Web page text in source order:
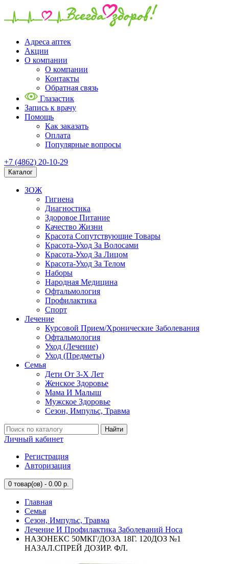
Адреса аптек
Акции
О компании
О компании
Контакты
Обратная связь
Глазастик
Запись к врачу
Помощь
Как заказать
Оплата
Популярные вопросы
+7 (4862) 20-10-29
Каталог
ЗОЖ
Гигиена
Диагностика
Здоровое Питание
Качество Жизни
Красота Сопутствующие Товары
Красота-Уход За Волосами
Красота-Уход За Лицом
Красота-Уход За Телом
Наборы
Народная Медицина
Офтальмология
Профилактика
Спорт
Лечение
Курсовой Прием/Хронические Заболевания
Офтальмология
Уход (Лечение)
Уход (Предметы)
Семья
Дети От 3-Х Лет
Женское Здоровье
Мама И Малыш
Мужское Здоровье
Сезон, Импульс, Травма
Найти
Личный кабинет
Регистрация
Авторизация
0 товар(ов) - 0.00 р.
Главная
Семья
Сезон, Импульс, Травма
Лечение И Профилактика Заболеваний Носа
НАЗОНЕКС 50МКГ/ДОЗА 18Г. 120ДОЗ №1
НАЗАЛ.СПРЕЙ ДОЗИР. ФЛ.